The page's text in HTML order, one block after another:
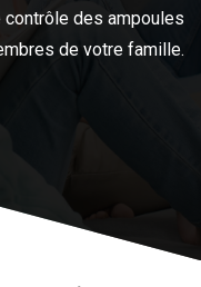
des ampoules
de votre famille.